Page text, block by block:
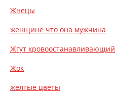
Жнецы
женщине что она мужчина
Жгут кровоостанавливающий
Жок
желтые цветы